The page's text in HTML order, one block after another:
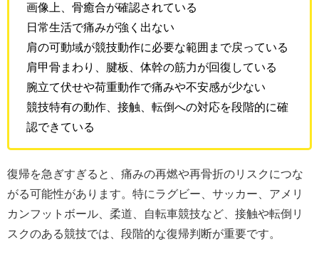
画像上、骨癒合が確認されている
日常生活で痛みが強く出ない
肩の可動域が競技動作に必要な範囲まで戻っている
肩甲骨まわり、腱板、体幹の筋力が回復している
腕立て伏せや荷重動作で痛みや不安感が少ない
競技特有の動作、接触、転倒への対応を段階的に確
認できている
復帰を急ぎすぎると、痛みの再燃や再骨折のリスクにつな
がる可能性があります。特にラグビー、サッカー、アメリ
カンフットボール、柔道、自転車競技など、接触や転倒リ
スクのある競技では、段階的な復帰判断が重要です。